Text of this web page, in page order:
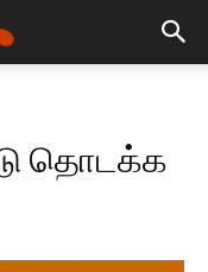
தொடக்க